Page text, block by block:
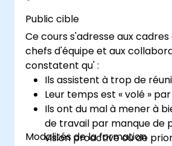
Public cible
Ce cours s'adresse aux
chefs d'équipe et aux
constatent qu' :
Ils assistent à trop de
Leur temps est « volé »
Ils ont du mal à mener à
de travail par manque de
vision proactive ou de
Modalités de la formation